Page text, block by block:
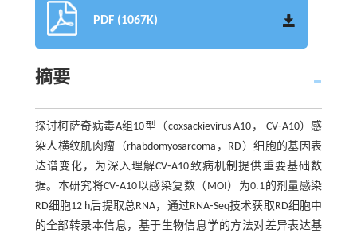
PDF (1067K)
摘要
探讨柯萨奇病毒A组10型（coxsackievirus A10， CV⁃A10）感
染人横纹肌肉瘤（rhabdomyosarcoma，RD）细胞的基因表
达谱变化，为深入理解CV⁃A10致病机制提供重要基础数
据。本研究将CV⁃A10以感染复数（MOI）为0.1的剂量感染
RD细胞12 h后提取总RNA，通过RNA⁃Seq技术获取RD细胞中
的全部转录本信息，基于生物信息学的方法对差异表达基